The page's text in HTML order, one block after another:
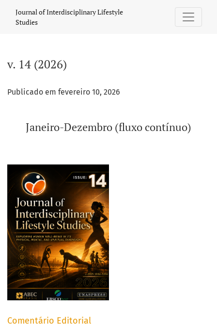
Journal of Interdisciplinary Lifestyle
Studies
v. 14 (2026)
Publicado em fevereiro 10, 2026
Janeiro-Dezembro (fluxo contínuo)
Comentário Editorial